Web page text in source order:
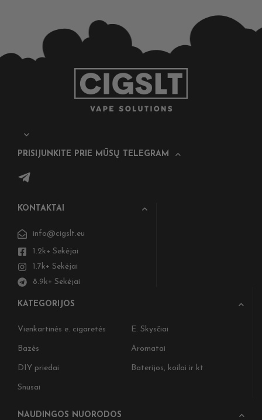
PRISIJUNKITE PRIE MŪSŲ TELEGRAM
KONTAKTAI
info@cigslt.eu
1.2k+ Sekėjai
1.7k+ Sekėjai
8.9k+ Sekėjai
KATEGORIJOS
Vienkartinės e. cigaretės E. Skysčiai
Bazės Aromatai
DIY priedai Baterijos, koilai ir kt
Snusai
NAUDINGOS NUORODOS